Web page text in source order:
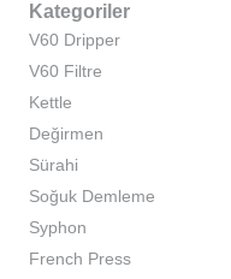
Kategoriler
V60 Dripper
V60 Filtre
Kettle
Değirmen
Sürahi
Soğuk Demleme
Syphon
French Press